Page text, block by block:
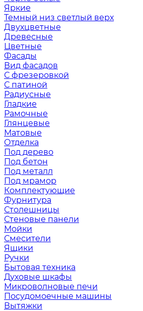
Яркие
Темный низ светлый верх
Двухцветные
Древесные
Цветные
Фасады
Вид фасадов
С фрезеровкой
С патиной
Радиусные
Гладкие
Рамочные
Глянцевые
Матовые
Отделка
Под дерево
Под бетон
Под металл
Под мрамор
Комплектующие
Фурнитура
Столешницы
Стеновые панели
Мойки
Смесители
Ящики
Ручки
Бытовая техника
Духовые шкафы
Микроволновые печи
Посудомоечные машины
Вытяжки